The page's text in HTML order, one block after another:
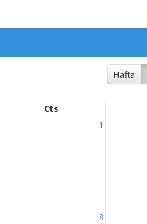
Hafta
Cts
1
8